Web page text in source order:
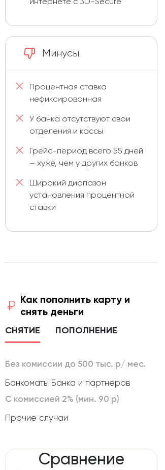
Минусы
Процентная ставка
нефиксированная
У банка отсутствуют свои
отделения и кассы
Грейс-период всего 55 дней
– хуже, чем у других банков
Широкий диапазон
установления процентной
ставки
Как пополнить карту и
снять деньги
СНЯТИЕ ПОПОЛНЕНИЕ
Без комиссии до 500 тыс. р/ мес.
Банкоматы Банка и партнеров
С комиссией 2% (мин. 90 р)
Прочие случаи
Сравнение